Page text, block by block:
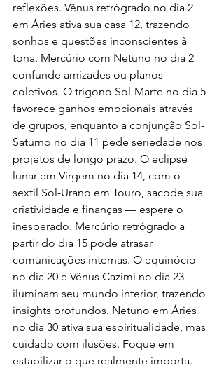
reflexões. Vênus retrógrado no dia 2
em Áries ativa sua casa 12, trazendo
sonhos e questões inconscientes à
tona. Mercúrio com Netuno no dia 2
confunde amizades ou planos
coletivos. O trígono Sol-Marte no dia 5
favorece ganhos emocionais através
de grupos, enquanto a conjunção Sol-
Saturno no dia 11 pede seriedade nos
projetos de longo prazo. O eclipse
lunar em Virgem no dia 14, com o
sextil Sol-Urano em Touro, sacode sua
criatividade e finanças — espere o
inesperado. Mercúrio retrógrado a
partir do dia 15 pode atrasar
comunicações internas. O equinócio
no dia 20 e Vênus Cazimi no dia 23
iluminam seu mundo interior, trazendo
insights profundos. Netuno em Áries
no dia 30 ativa sua espiritualidade, mas
cuidado com ilusões. Foque em
estabilizar o que realmente importa.